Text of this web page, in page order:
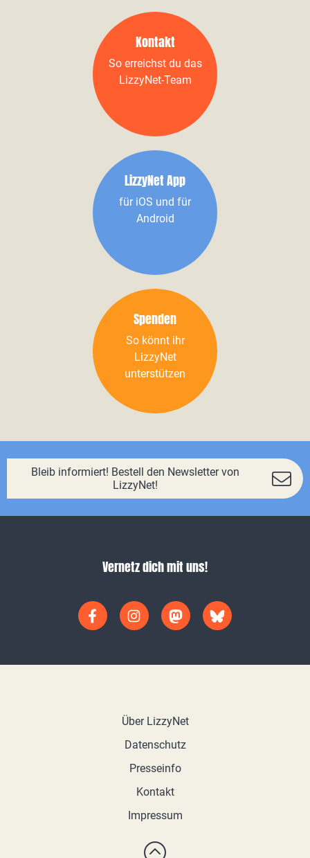
Kontakt
So erreichst du das
LizzyNet-Team
LizzyNet App
für iOS und für
Android
Spenden
So könnt ihr
LizzyNet
unterstützen
Bleib informiert! Bestell den Newsletter von
LizzyNet!
Vernetz dich mit uns!
Über LizzyNet
Datenschutz
Presseinfo
Kontakt
Impressum